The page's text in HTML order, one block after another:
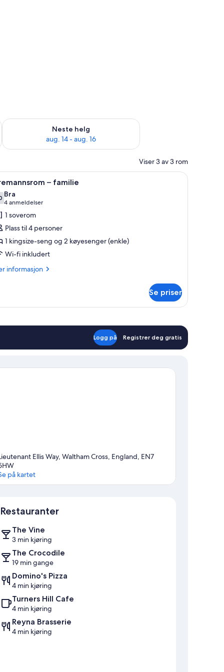
7 - aug. 9
Neste helg
aug. 14 - aug. 16
Sjekk tilgjengelighet for neste helg, aug. 14 - aug. 16
Viser 3 av 3 rom
og wi-fi (inkludert) Firemannsrom – familie | Skrivebord for
18 – familie
av 10
Bra
4 anmeldelser
(4
anmeldelser)
1 soverom
Plass til 4 personer
1 kingsize-seng og 2 køyesenger (enkle)
Wi-fi inkludert
informasjon
Se priser
Logg på Registrer deg gratis
Ellis Way, Waltham Cross, England, EN7
på kartet
Restauranter
The Vine
3 min kjøring
The Crocodile
19 min gange
Domino's Pizza
4 min kjøring
Turners Hill Cafe
4 min kjøring
Reyna Brasserie
4 min kjøring